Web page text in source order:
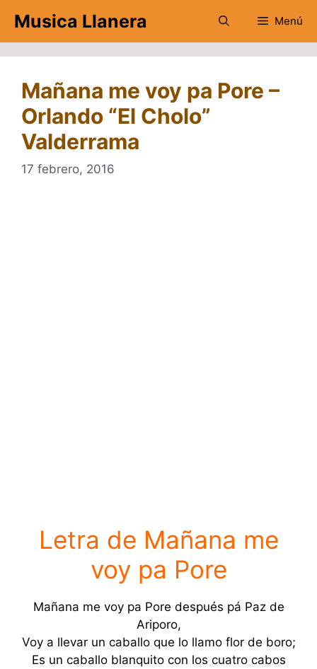
contenido
Musica Llanera Menú
Mañana me voy pa Pore –
Orlando “El Cholo”
Valderrama
17 febrero, 2016
Letra de Mañana me
voy pa Pore
Mañana me voy pa Pore después pá Paz de
Ariporo,
Voy a llevar un caballo que lo llamo flor de boro;
Es un caballo blanquito con los cuatro cabos